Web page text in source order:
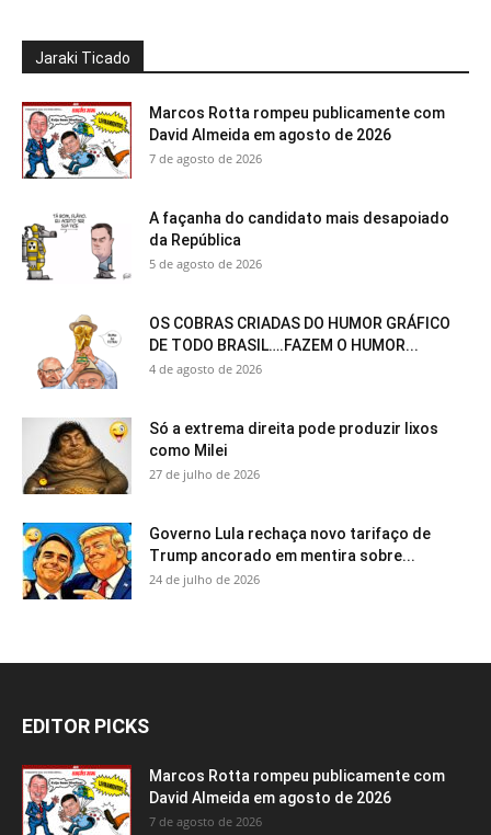
Jaraki Ticado
Marcos Rotta rompeu publicamente com
David Almeida em agosto de 2026
7 de agosto de 2026
A façanha do candidato mais desapoiado
da República
5 de agosto de 2026
OS COBRAS CRIADAS DO HUMOR GRÁFICO
DE TODO BRASIL….FAZEM O HUMOR...
4 de agosto de 2026
Só a extrema direita pode produzir lixos
como Milei
27 de julho de 2026
Governo Lula rechaça novo tarifaço de
Trump ancorado em mentira sobre...
24 de julho de 2026
EDITOR PICKS
Marcos Rotta rompeu publicamente com
David Almeida em agosto de 2026
7 de agosto de 2026